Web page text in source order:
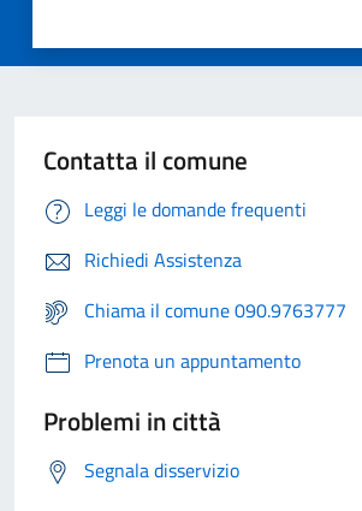
Contatta il comune
Leggi le domande frequenti
Richiedi Assistenza
Chiama il comune 090.9763777
Prenota un appuntamento
Problemi in città
Segnala disservizio